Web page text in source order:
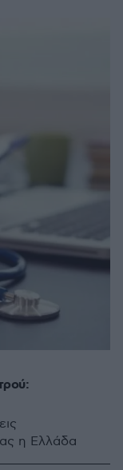
η Ελλάδα